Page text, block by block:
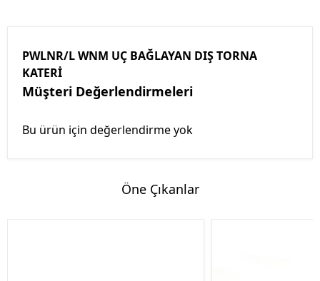
PWLNR/L WNM UÇ BAĞLAYAN DIŞ TORNA
KATERİ
Müşteri Değerlendirmeleri
Bu ürün için değerlendirme yok
Öne Çıkanlar